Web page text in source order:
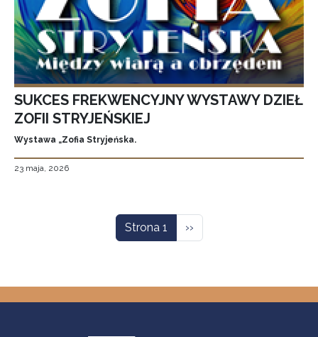
SUKCES FREKWENCYJNY WYSTAWY DZIEŁ
ZOFII STRYJEŃSKIEJ
Wystawa „Zofia Stryjeńska.
23 maja, 2026
Strona 1 Następna strona
››